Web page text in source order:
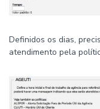
Definidos os dias,
atendimento pela